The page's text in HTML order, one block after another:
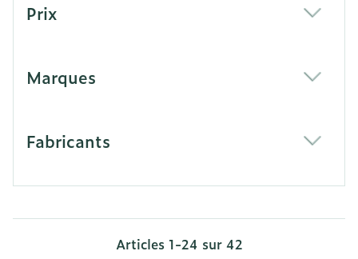
Prix
Marques
Fabricants
Articles 1-24 sur 42